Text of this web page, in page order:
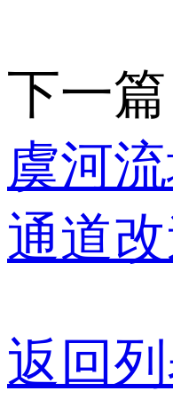
下一篇
虞河
通道
返回